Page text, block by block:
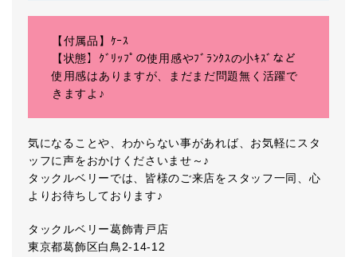
【付属品】ｹｰｽ
【状態】ｸﾞﾘｯﾌﾟの使用感やﾌﾞﾗﾝｸｽの小ｷｽﾞなど
使用感はありますが、まだまだ問題無く活躍で
きますよ♪
気になることや、わからない事があれば、お気軽にスタ
ッフに声をおかけくださいませ～♪
タックルベリーでは、皆様のご来店をスタッフ一同、心
よりお待ちしております♪
タックルベリー葛飾青戸店
東京都葛飾区白鳥2-14-12